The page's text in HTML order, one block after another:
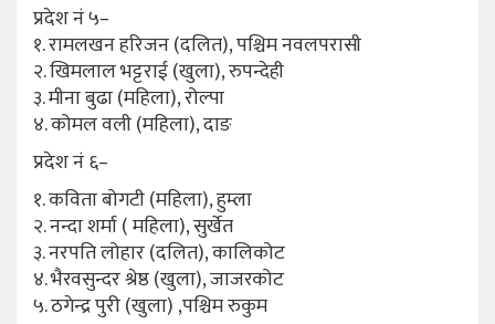
प्रदेश नं ५–
१. रामलखन हरिजन (दलित), पश्चिम नवलपरासी
२. खिमलाल भट्टराई (खुला), रुपन्देही
३. मीना बुढा (महिला), रोल्पा
४. कोमल वली (महिला), दाङ
प्रदेश नं ६–
१. कविता बोगटी (महिला), हुम्ला
२. नन्दा शर्मा ( महिला), सुर्खेत
३. नरपति लोहार (दलित), कालिकोट
४. भैरवसुन्दर श्रेष्ठ (खुला), जाजरकोट
५. ठगेन्द्र पुरी (खुला) ,पश्चिम रुकुम